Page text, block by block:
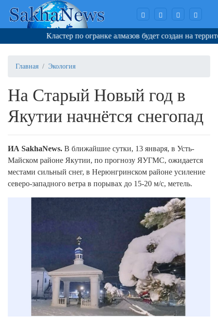
Кластер по огранке алмазов будет создан на
Главная Экология
На Старый Новый год в
Якутии начнётся снегопад
ИA SakhaNews. В ближайшие сутки, 13 января, в Усть-
Майском районе Якутии, по прогнозу ЯУГМС, ожидается
местами сильный снег, в Нерюнгринском районе усиление
северо-западного ветра в порывах до 15-20 м/с, метель.